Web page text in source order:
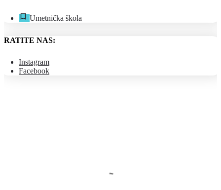
Umetnička škola
NAS:
Instagram
Facebook